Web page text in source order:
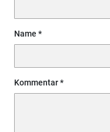
Name
Kommentar